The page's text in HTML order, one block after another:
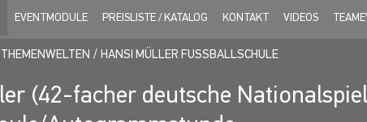
EVENTMODULE PREISLISTE / KATALOG KONTAKT VIDEOS
THEMENWELTEN HANSI MÜLLER FUSSBALLSCHULE
(42-facher deutsche